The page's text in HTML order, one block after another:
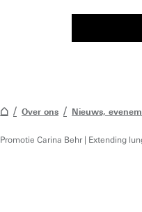
Over ons Nieuws,
Promotie Carina Behr | Extending